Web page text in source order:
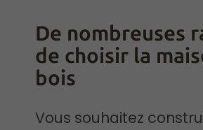
De nombreuses
de choisir la
bois
Vous souhaitez